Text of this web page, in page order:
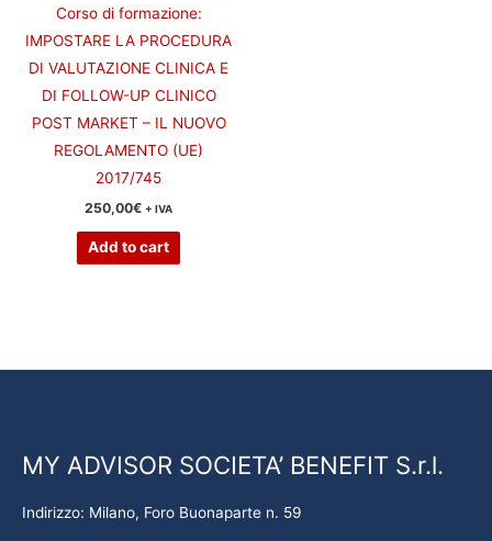
Corso di formazione:
IMPOSTARE LA PROCEDURA
DI VALUTAZIONE CLINICA E
DI FOLLOW-UP CLINICO
POST MARKET – IL NUOVO
REGOLAMENTO (UE)
2017/745
250,00€ + IVA
Add to cart
MY ADVISOR SOCIETA’ BENEFIT S.r.l.
Indirizzo: Milano, Foro Buonaparte n. 59